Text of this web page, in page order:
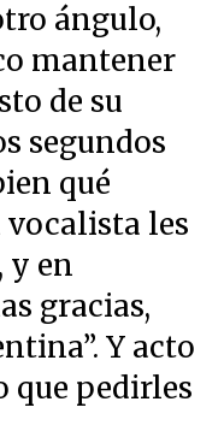
ángulo,
mantener
de su
segundos
qué
vocalista les
y en
gracias,
Y acto
que pedirles